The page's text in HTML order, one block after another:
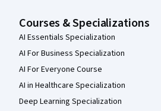
Courses & Specializations
AI Essentials Specialization
AI For Business Specialization
AI For Everyone Course
AI in Healthcare Specialization
Deep Learning Specialization